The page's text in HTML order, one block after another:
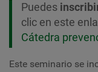
Puedes
clic en este
Cátedra
Este seminario se